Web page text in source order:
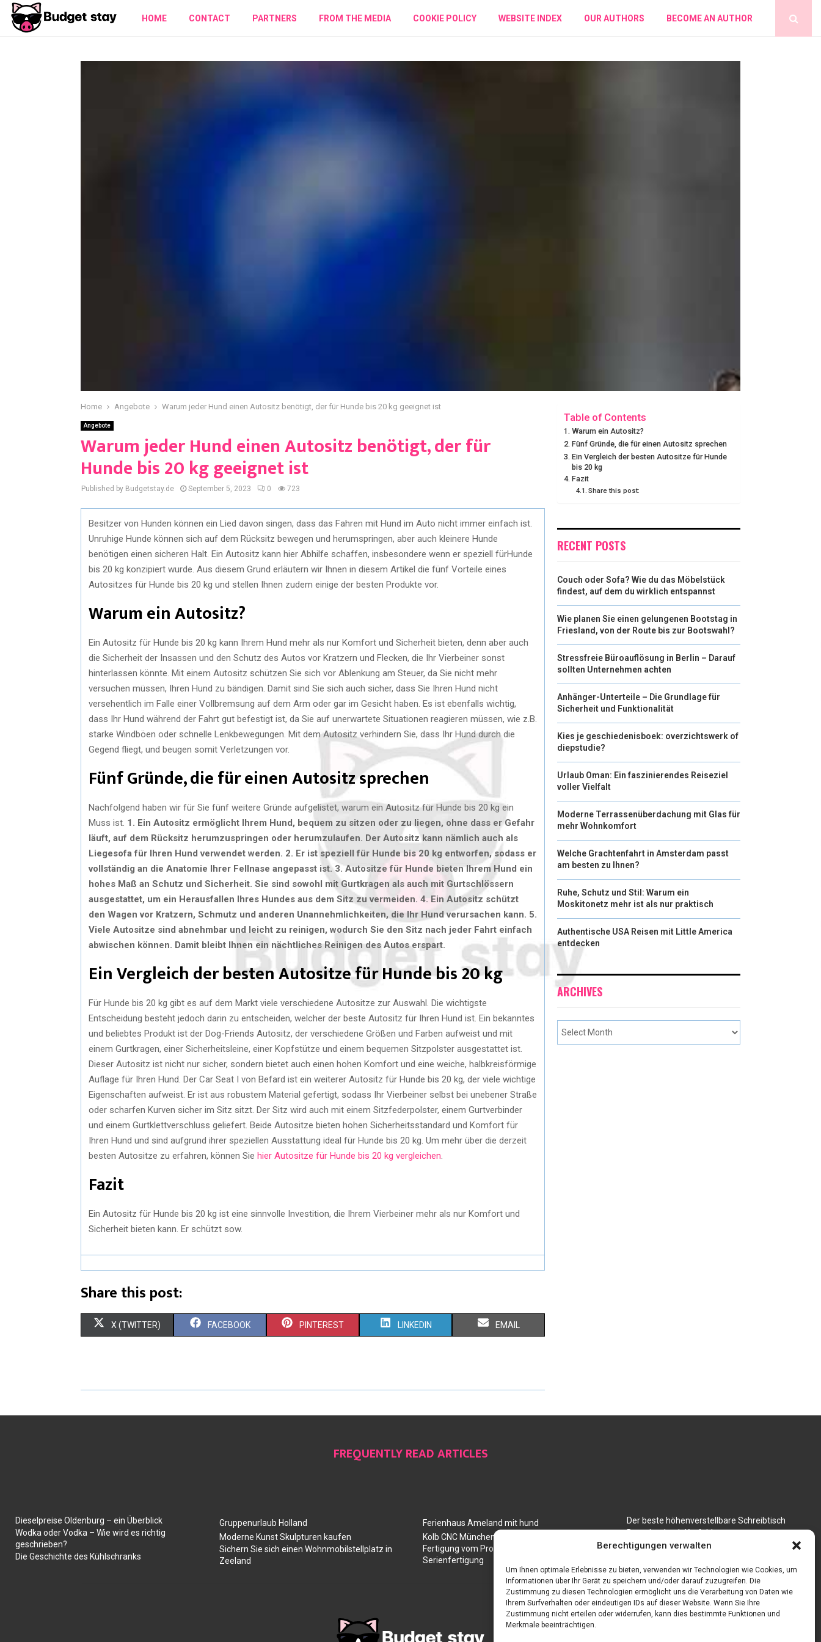
Berechtigungen verwalten
Um Ihnen optimale Erlebnisse zu bieten, verwenden wir Technologien wie Cookies, um
Informationen über Ihr Gerät zu speichern und/oder darauf zuzugreifen. Die
Zustimmung zu diesen Technologien ermöglicht uns die Verarbeitung von Daten wie
Ihrem Surfverhalten oder eindeutigen IDs auf dieser Website. Wenn Sie Ihre
Zustimmung nicht erteilen oder widerrufen, kann dies bestimmte Funktionen und
Merkmale beeinträchtigen.
HOME CONTACT PARTNERS FROM THE MEDIA COOKIE POLICY WEBSITE INDEX OUR AUTHORS BECOME AN AUTHOR
Home Angebote Warum jeder Hund einen Autositz benötigt, der für Hunde bis 20 kg geeignet ist
Angebote
Warum jeder Hund einen Autositz benötigt, der für
Hunde bis 20 kg geeignet ist
Published by Budgetstay.de September 5, 2023 0 723
Besitzer von Hunden können ein Lied davon singen, dass das Fahren mit Hund im Auto nicht immer einfach ist.
Unruhige Hunde können sich auf dem Rücksitz bewegen und herumspringen, aber auch kleinere Hunde
benötigen einen sicheren Halt. Ein Autositz kann hier Abhilfe schaffen, insbesondere wenn er speziell fürHunde
bis 20 kg konzipiert wurde. Aus diesem Grund erläutern wir Ihnen in diesem Artikel die fünf Vorteile eines
Autositzes für Hunde bis 20 kg und stellen Ihnen zudem einige der besten Produkte vor.
Warum ein Autositz?
Ein Autositz für Hunde bis 20 kg kann Ihrem Hund mehr als nur Komfort und Sicherheit bieten, denn aber auch
die Sicherheit der Insassen und den Schutz des Autos vor Kratzern und Flecken, die Ihr Vierbeiner sonst
hinterlassen könnte. Mit einem Autositz schützen Sie sich vor Ablenkung am Steuer, da Sie nicht mehr
versuchen müssen, Ihren Hund zu bändigen. Damit sind Sie sich auch sicher, dass Sie Ihren Hund nicht
versehentlich im Falle einer Vollbremsung auf dem Arm oder gar im Gesicht haben. Es ist ebenfalls wichtig,
dass Ihr Hund während der Fahrt gut befestigt ist, da Sie auf unerwartete Situationen reagieren müssen, wie z.B.
starke Windböen oder schnelle Lenkbewegungen. Mit dem Autositz verhindern Sie, dass Ihr Hund durch die
Gegend fliegt, und beugen somit Verletzungen vor.
Fünf Gründe, die für einen Autositz sprechen
Nachfolgend haben wir für Sie fünf weitere Gründe aufgelistet, warum ein Autositz für Hunde bis 20 kg ein
Muss ist. 1. Ein Autositz ermöglicht Ihrem Hund, bequem zu sitzen oder zu liegen, ohne dass er Gefahr
läuft, auf dem Rücksitz herumzuspringen oder herumzulaufen. Der Autositz kann nämlich auch als
Liegesofa für Ihren Hund verwendet werden. 2. Er ist speziell für Hunde bis 20 kg entworfen, sodass er
vollständig an die Anatomie Ihrer Fellnase angepasst ist.3.Autositze für Hunde bieten Ihrem Hund ein
hohes Maß an Schutz und Sicherheit. Sie sind sowohl mit Gurtkragen als auch mit Gurtschlössern
ausgestattet, um ein Herausfallen Ihres Hundes aus dem Sitz zu vermeiden. 4.Ein Autositz schützt
den Wagen vor Kratzern, Schmutz und anderen Unannehmlichkeiten, die Ihr Hund verursachen kann. 5.
Viele Autositze sind abnehmbar und leicht zu reinigen, wodurch Sie den Sitz nach jeder Fahrt einfach
abwischen können. Damit bleibt Ihnen ein nächtliches Reinigen des Autos erspart.
Ein Vergleich der besten Autositze für Hunde bis 20 kg
Für Hunde bis 20 kg gibt es auf dem Markt viele verschiedene Autositze zur Auswahl. Die wichtigste
Entscheidung besteht jedoch darin zu entscheiden, welcher der beste Autositz für Ihren Hund ist. Ein bekanntes
und beliebtes Produkt ist der Dog-Friends Autositz, der verschiedene Größen und Farben aufweist und mit
einem Gurtkragen, einer Sicherheitsleine, einer Kopfstütze und einem bequemen Sitzpolster ausgestattet ist.
Dieser Autositz ist nicht nur sicher, sondern bietet auch einen hohen Komfort und eine weiche, halbkreisförmige
Auflage für Ihren Hund. Der Car Seat I von Befard ist ein weiterer Autositz für Hunde bis 20 kg, der viele wichtige
Eigenschaften aufweist. Er ist aus robustem Material gefertigt, sodass Ihr Vierbeiner selbst bei unebener Straße
oder scharfen Kurven sicher im Sitz sitzt. Der Sitz wird auch mit einem Sitzfederpolster, einem Gurtverbinder
und einem Gurtklettverschluss geliefert. Beide Autositze bieten hohen Sicherheitsstandard und Komfort für
Ihren Hund und sind aufgrund ihrer speziellen Ausstattung ideal für Hunde bis 20 kg. Um mehr über die derzeit
besten Autositze zu erfahren, können Sie hier Autositze für Hunde bis 20 kg vergleichen
Fazit
Ein Autositz für Hunde bis 20 kg ist eine sinnvolle Investition, die Ihrem Vierbeiner mehr als nur Komfort und
Sicherheit bieten kann. Er schützt sow.
Share this post:
X (TWITTER) FACEBOOK PINTEREST LINKEDIN EMAIL
Table of Contents
Warum ein Autositz?
Fünf Gründe, die für einen Autositz sprechen
Ein Vergleich der besten Autositze für Hunde
bis 20 kg
Fazit
Share this post:
RECENT POSTS
Couch oder Sofa? Wie du das Möbelstück
findest, auf dem du wirklich entspannst
Wie planen Sie einen gelungenen Bootstag in
Friesland, von der Route bis zur Bootswahl?
Stressfreie Büroauflösung in Berlin – Darauf
sollten Unternehmen achten
Anhänger-Unterteile – Die Grundlage für
Sicherheit und Funktionalität
Kies je geschiedenisboek: overzichtswerk of
diepstudie?
Urlaub Oman: Ein faszinierendes Reiseziel
voller Vielfalt
Moderne Terrassenüberdachung mit Glas für
mehr Wohnkomfort
Welche Grachtenfahrt in Amsterdam passt
am besten zu Ihnen?
Ruhe, Schutz und Stil: Warum ein
Moskitonetz mehr ist als nur praktisch
Authentische USA Reisen mit Little America
entdecken
ARCHIVES
FREQUENTLY READ ARTICLES
Dieselpreise Oldenburg – ein Überblick
Wodka oder Vodka – Wie wird es richtig
geschrieben?
Die Geschichte des Kühlschranks
Gruppenurlaub Holland
Moderne Kunst Skulpturen kaufen
Sichern Sie sich einen Wohnmobilstellplatz in
Zeeland
Ferienhaus Ameland mit hund
Kolb CNC München: Ihr Partner für CNC
Fertigung vom Prototyp über die
Serienfertigung
Der beste höhenverstellbare Schreibtisch
Branchenbuch Krefeld